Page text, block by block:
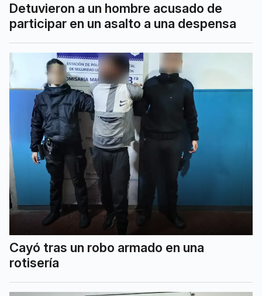
Detuvieron a un hombre acusado de
participar en un asalto a una despensa
Cayó tras un robo armado en una
rotisería